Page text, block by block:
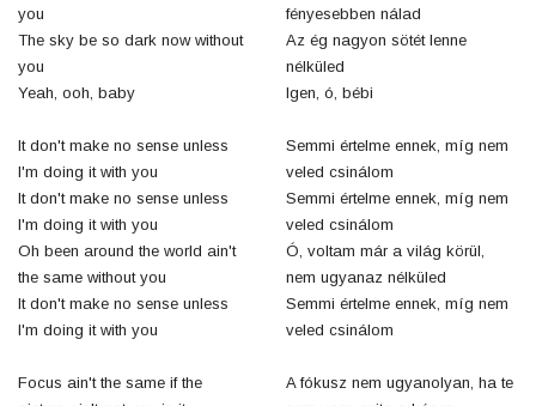
you
The sky be so dark now without
you
Yeah, ooh, baby
It don't make no sense unless
I'm doing it with you
It don't make no sense unless
I'm doing it with you
Oh been around the world ain't
the same without you
It don't make no sense unless
I'm doing it with you
Focus ain't the same if the
fényesebben nálad
Az ég nagyon sötét lenne
nélküled
Igen, ó, bébi
Semmi értelme ennek, míg nem
veled csinálom
Semmi értelme ennek, míg nem
veled csinálom
Ó, voltam már a világ körül,
nem ugyanaz nélküled
Semmi értelme ennek, míg nem
veled csinálom
A fókusz nem ugyanolyan, ha te